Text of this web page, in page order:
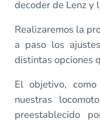
decoder de Lenz y
Realizaremos la
a paso los
distintas opciones
El objetivo,
nuestras
preestablecido